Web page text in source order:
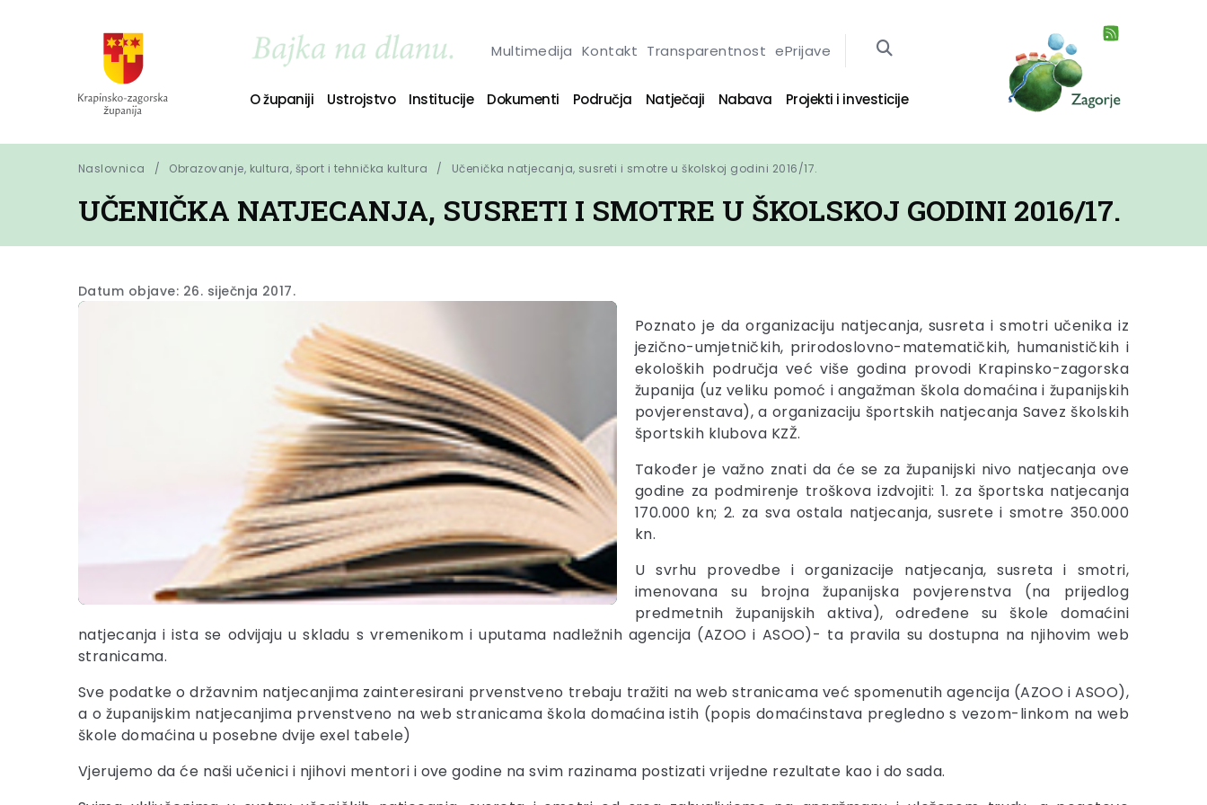
Multimedija Kontakt Transparentnost ePrijave
O županiji Ustrojstvo Institucije Dokumenti Područja Natječaji Nabava Projekti i investicije
Naslovnica Obrazovanje, kultura, šport i tehnička kultura Učenička natjecanja, susreti i smotre u školskoj godini 2016/17.
UČENIČKA NATJECANJA, SUSRETI I SMOTRE U ŠKOLSKOJ GODINI 2016/17.
Datum objave: 26. siječnja 2017.
Poznato je da organizaciju natjecanja, susreta i smotri učenika iz
jezično-umjetničkih, prirodoslovno-matematičkih, humanističkih i
ekoloških područja već više godina provodi Krapinsko-zagorska
županija (uz veliku pomoć i angažman škola domaćina i županijskih
povjerenstava), a organizaciju športskih natjecanja Savez školskih
športskih klubova KZŽ.
Također je važno znati da će se za županijski nivo natjecanja ove
godine za podmirenje troškova izdvojiti: 1. za športska natjecanja
170.000 kn; 2. za sva ostala natjecanja, susrete i smotre 350.000
kn.
U svrhu provedbe i organizacije natjecanja, susreta i smotri,
imenovana su brojna županijska povjerenstva (na prijedlog
predmetnih županijskih aktiva), određene su škole domaćini
natjecanja i ista se odvijaju u skladu s vremenikom i uputama nadležnih agencija (AZOO i ASOO)- ta pravila su dostupna na njihovim web
stranicama.
Sve podatke o državnim natjecanjima zainteresirani prvenstveno trebaju tražiti na web stranicama već spomenutih agencija (AZOO i ASOO),
a o županijskim natjecanjima prvenstveno na web stranicama škola domaćina istih (popis domaćinstava pregledno s vezom-linkom na web
škole domaćina u posebne dvije exel tabele)
Vjerujemo da će naši učenici i njihovi mentori i ove godine na svim razinama postizati vrijedne rezultate kao i do sada.